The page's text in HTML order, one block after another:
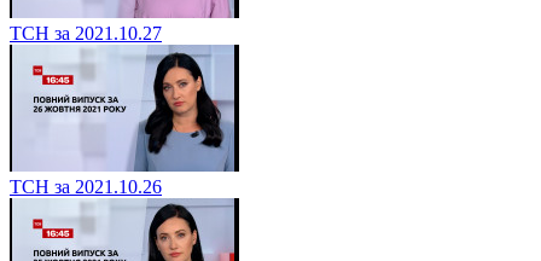
ТСН за 2021.10.27
ТСН за 2021.10.26